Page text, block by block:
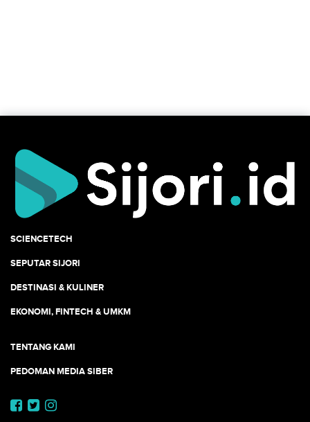
SCIENCETECH
SEPUTAR SIJORI
DESTINASI & KULINER
EKONOMI, FINTECH & UMKM
TENTANG KAMI
PEDOMAN MEDIA SIBER